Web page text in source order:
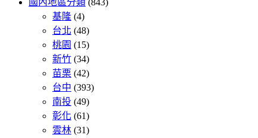
基隆 (4)
台北 (48)
桃園 (15)
新竹 (34)
苗栗 (42)
台中 (393)
南投 (49)
彰化 (61)
雲林 (31)